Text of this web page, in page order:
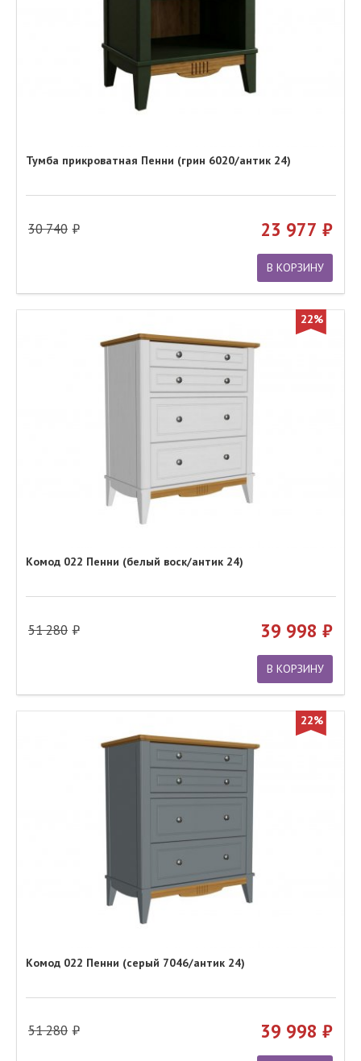
Тумба прикроватная Пенни (грин 6020/антик 24)
30 740 23 977
В КОРЗИНУ
22%
Комод 022 Пенни (белый воск/антик 24)
51 280 39 998
В КОРЗИНУ
22%
Комод 022 Пенни (серый 7046/антик 24)
51 280 39 998